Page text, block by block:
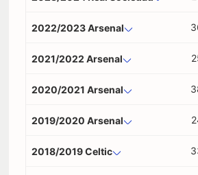
2022/2023 Arsenal
2021/2022 Arsenal
2020/2021 Arsenal
2019/2020 Arsenal
2018/2019 Celtic